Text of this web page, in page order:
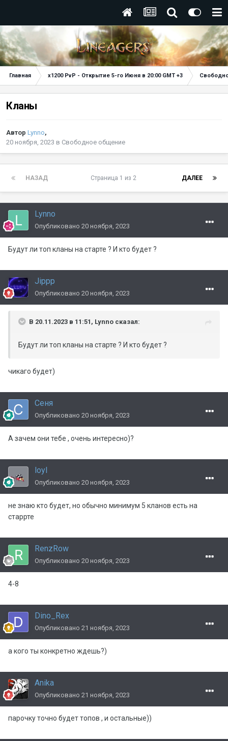
Главная x1200 PvP - Открытие 5-го Июня в 20:00 GMT +3
Кланы
Автор Lynno,
20 ноября, 2023 в Свободное общение
НАЗАД ДАЛЕЕ
Страница 1 из 2
Lynno
Опубликовано 20 ноября, 2023
Будут ли топ кланы на старте ? И кто будет ?
Jippp
Опубликовано 20 ноября, 2023
В 20.11.2023 в 11:51, Lynno сказал:
Будут ли топ кланы на старте ? И кто будет ?
чикаго будет)
Сеня
Опубликовано 20 ноября, 2023
А зачем они тебе , очень интересно)?
loyl
Опубликовано 20 ноября, 2023
не знаю кто будет, но обычно минимум 5 кланов есть на
старрте
RenzRow
Опубликовано 20 ноября, 2023
4-8
Dino_Rex
Опубликовано 21 ноября, 2023
а кого ты конкретно ждешь?)
Anika
Опубликовано 21 ноября, 2023
парочку точно будет топов , и остальные))